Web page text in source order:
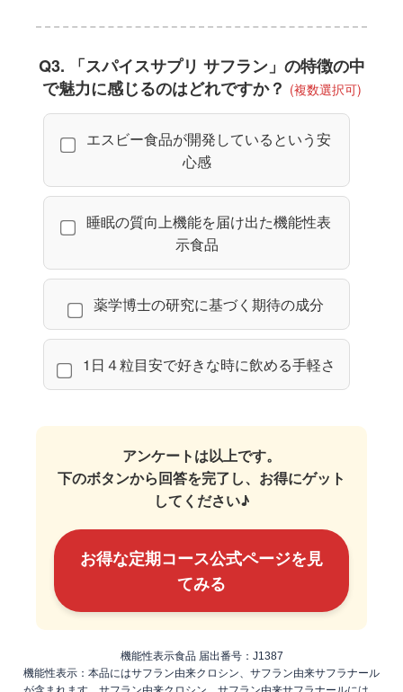
Q3. 「スパイスサプリ サフラン」の特徴の中
で魅力に感じるのはどれですか？ (複数選択可)
エスビー食品が開発しているという安
心感
睡眠の質向上機能を届け出た機能性表
示食品
薬学博士の研究に基づく期待の成分
1日４粒目安で好きな時に飲める手軽さ
アンケートは以上です。
下のボタンから回答を完了し、お得にゲット
してください♪
お得な定期コース公式ページを見
てみる
機能性表示食品 届出番号：J1387
機能性表示：本品にはサフラン由来クロシン、サフラン由来サフラナール